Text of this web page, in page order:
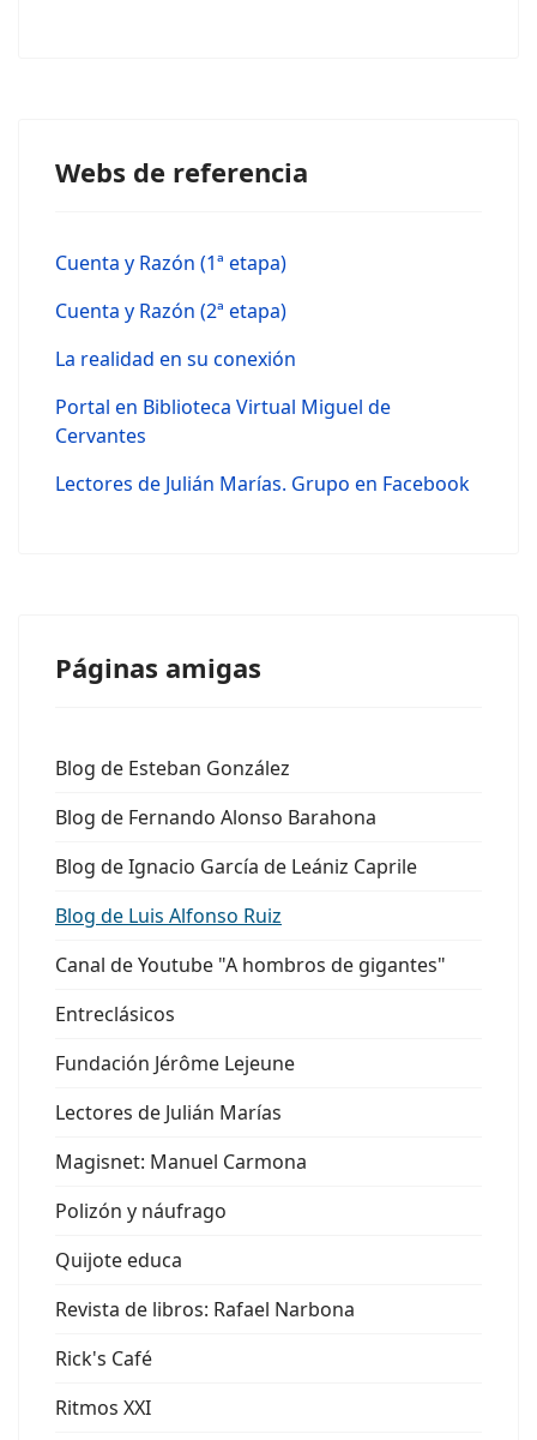
Webs de referencia
Cuenta y Razón (1ª etapa)
Cuenta y Razón (2ª etapa)
La realidad en su conexión
Portal en Biblioteca Virtual Miguel de
Cervantes
Lectores de Julián Marías. Grupo en Facebook
Páginas amigas
Blog de Esteban González
Blog de Fernando Alonso Barahona
Blog de Ignacio García de Leániz Caprile
Blog de Luis Alfonso Ruiz
Canal de Youtube "A hombros de gigantes"
Entreclásicos
Fundación Jérôme Lejeune
Lectores de Julián Marías
Magisnet: Manuel Carmona
Polizón y náufrago
Quijote educa
Revista de libros: Rafael Narbona
Rick's Café
Ritmos XXI